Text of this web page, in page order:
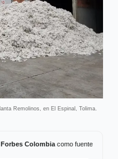
Remolinos, en El Espinal, Tolima.
Forbes Colombiacomo fuente